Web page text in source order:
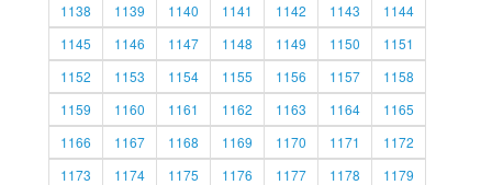
1138
1139 1140 1141 1142 1143
1144
1145
1146 1147 1148 1149 1150
1151
1152
1153 1154 1155 1156 1157
1158
1159
1160 1161 1162 1163 1164
1165
1166
1167 1168 1169 1170 1171
1172
1173
1174 1175 1176 1177 1178
1179